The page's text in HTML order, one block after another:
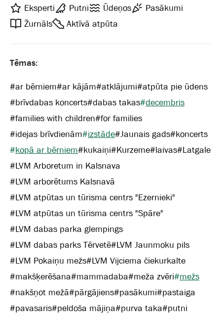
Eksperti
Putni Ūdeņos
Pasākumi
Žurnāls
Aktīvā atpūta
Tēmas:
#ar bērniem#ar kājām#atklājumi#atpūta pie ūdens
#brīvdabas koncerts#dabas takas#decembris
#families with children#for families
#idejas brīvdienām#izstāde#Jaunais gads#koncerts
#kopā ar bērniem#kukaiņi#Kurzeme#laivas#Latgale
#LVM Arboretum in Kalsnava
#LVM arborētums Kalsnavā
#LVM atpūtas un tūrisma centrs "Ezernieki"
#LVM atpūtas un tūrisma centrs "Spāre"
#LVM dabas parka glempings
#LVM dabas parks Tērvetē#LVM Jaunmoku pils
#LVM Pokaiņu mežs#LVM Vijciema čiekurkalte
#makšķerēšana#mammadaba#meža zvēri#mežs
#nakšņot mežā#pārgājiens#pasākumi#pastaiga
#pavasaris#peldoša mājiņa#purva taka#putni